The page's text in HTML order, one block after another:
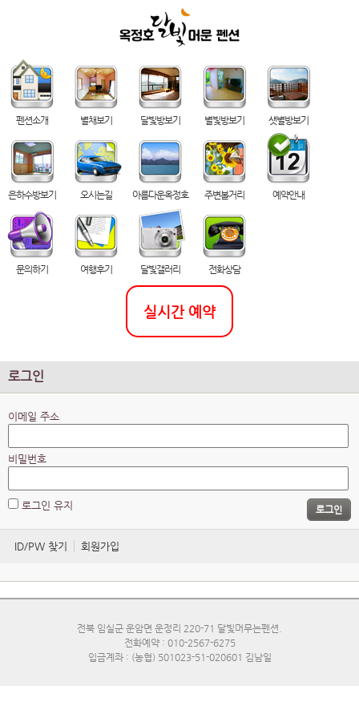
펜션소개 별채보기 달빛방보기 별빛방보기 샛별방보기
은하수방보기 오시는길 아름다운옥정호 주변볼거리 예약안내
문의하기 여행후기 달빛갤러리 전화상담
실시간 예약
로그인
이메일 주소
비밀번호
로그인 유지 로그인
ID/PW 찾기 회원가입
전북 임실군 운암면 운정리 220-71 달빛머무는펜션.
전화예약 : 010-2567-6275
입금계좌 : (농협) 501023-51-020601 김남일